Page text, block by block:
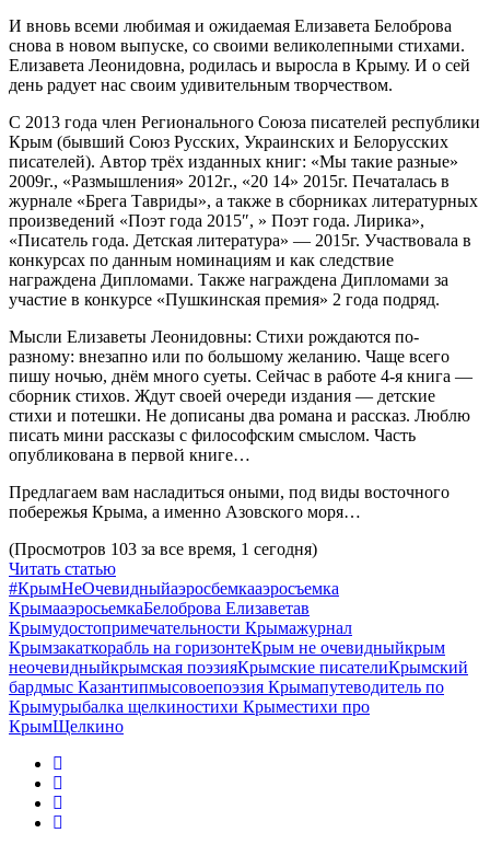
И вновь всеми любимая и ожидаемая Елизавета Белоброва
снова в новом выпуске, со своими великолепными стихами.
Елизавета Леонидовна, родилась и выросла в Крыму. И о сей
день радует нас своим удивительным творчеством.
С 2013 года член Регионального Союза писателей республики
Крым (бывший Союз Русских, Украинских и Белорусских
писателей). Автор трёх изданных книг: «Мы такие разные»
2009г., «Размышления» 2012г., «20 14» 2015г. Печаталась в
журнале «Брега Тавриды», а также в сборниках литературных
произведений «Поэт года 2015″, » Поэт года. Лирика»,
«Писатель года. Детская литература» — 2015г. Участвовала в
конкурсах по данным номинациям и как следствие
награждена Дипломами. Также награждена Дипломами за
участие в конкурсе «Пушкинская премия» 2 года подряд.
Мысли Елизаветы Леонидовны: Стихи рождаются по-
разному: внезапно или по большому желанию. Чаще всего
пишу ночью, днём много суеты. Сейчас в работе 4-я книга —
сборник стихов. Ждут своей очереди издания — детские
стихи и потешки. Не дописаны два романа и рассказ. Люблю
писать мини рассказы с философским смыслом. Часть
опубликована в первой книге…
Предлагаем вам насладиться оными, под виды восточного
побережья Крыма, а именно Азовского моря…
(Просмотров 103 за все время, 1 сегодня)
Читать статью
#КрымНеОчевидныйаэросбемкааэросъемка
КрымааэросьемкаБелоброва Елизаветав
Крымудостопримечательности Крымажурнал
Крымзакаткорабль на горизонтеКрым не очевидныйкрым
неочевидныйкрымская поэзияКрымские писателиКрымский
бардмыс Казантипмысовоепоэзия Крымапутеводитель по
Крымурыбалка щелкиностихи Крыместихи про
КрымЩелкино